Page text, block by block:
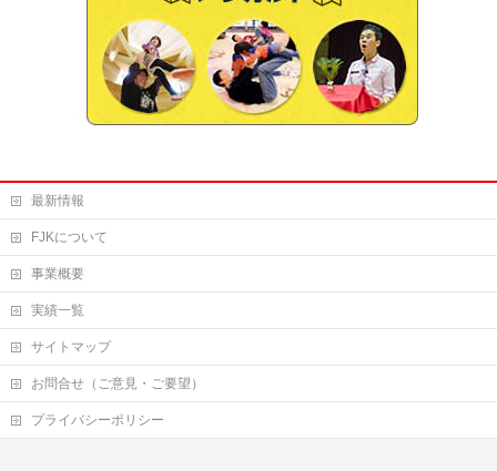
最新情報
FJKについて
事業概要
実績一覧
サイトマップ
お問合せ（ご意見・ご要望）
プライバシーポリシー